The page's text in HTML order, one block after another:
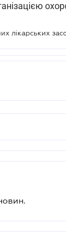
лікарських